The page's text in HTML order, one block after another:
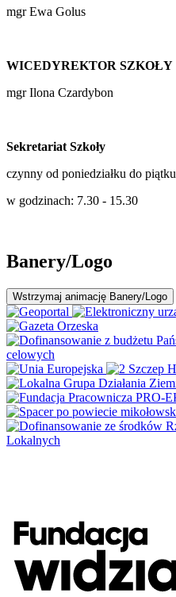
mgr Ewa Golus
WICEDYREKTOR SZKOŁY
mgr Ilona Czardybon
Sekretariat Szkoły
czynny od poniedziałku do piątku
w godzinach: 7.30 - 15.30
Banery/Logo
Wstrzymaj animację Banery/Logo